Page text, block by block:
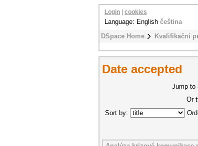
DSpace Home Kvalifikační
Login cookies
Language: English čeština
Date accepted
Jump to
Or
Sort by: